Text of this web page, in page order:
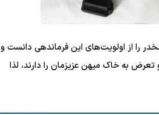
را از اولویت‌های این فرماندهی دانست و
به خاک میهن عزیزمان را دارند، لذا